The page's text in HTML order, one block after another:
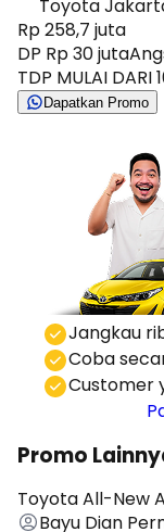
Toyota
Rp 258,7 juta
DP Rp 30 juta
TDP MULAI DARI
Dapatkan Promo
⁠Jangkau
Coba
⁠⁠Customer
Promo
Toyota All-New
Bayu Dian